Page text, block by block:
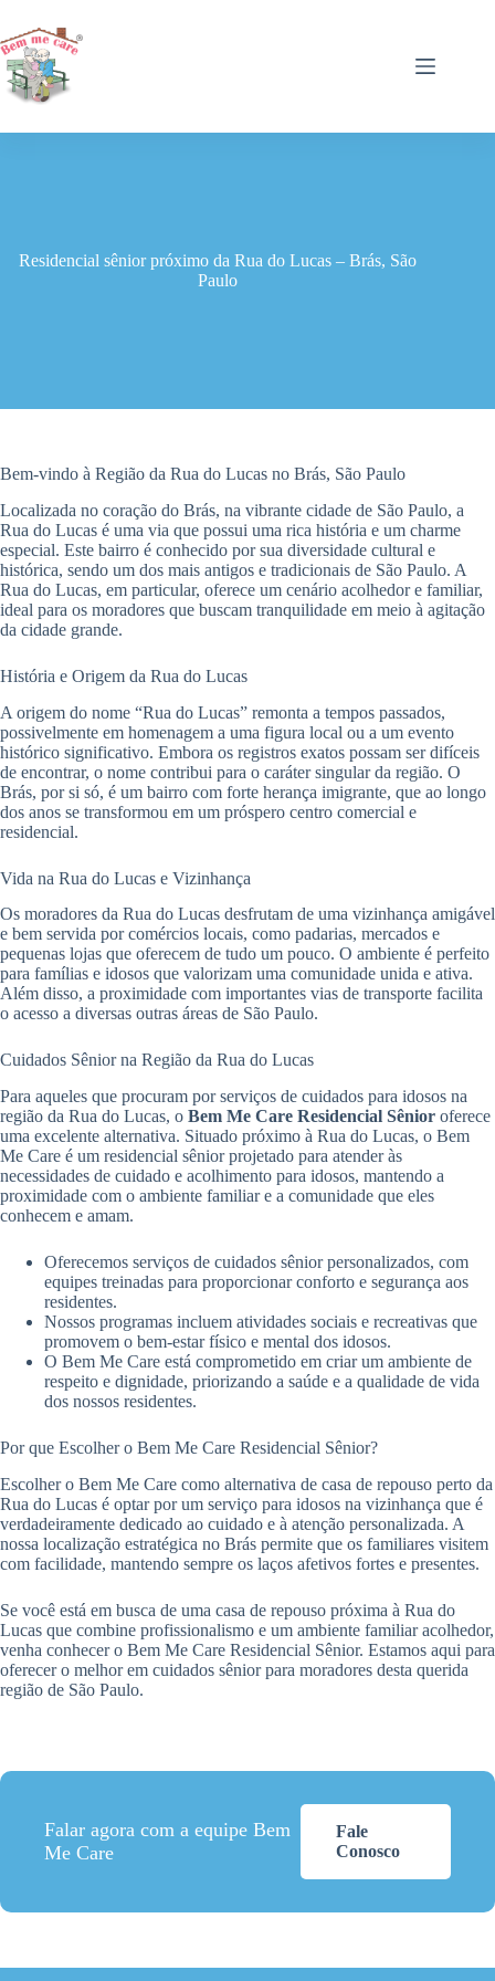
para
o
conteúdo
Residencial sênior próximo da Rua do Lucas – Brás, São
Paulo
Bem-vindo à Região da Rua do Lucas no Brás, São Paulo
Localizada no coração do Brás, na vibrante cidade de São Paulo, a
Rua do Lucas é uma via que possui uma rica história e um charme
especial. Este bairro é conhecido por sua diversidade cultural e
histórica, sendo um dos mais antigos e tradicionais de São Paulo. A
Rua do Lucas, em particular, oferece um cenário acolhedor e familiar,
ideal para os moradores que buscam tranquilidade em meio à agitação
da cidade grande.
História e Origem da Rua do Lucas
A origem do nome “Rua do Lucas” remonta a tempos passados,
possivelmente em homenagem a uma figura local ou a um evento
histórico significativo. Embora os registros exatos possam ser difíceis
de encontrar, o nome contribui para o caráter singular da região. O
Brás, por si só, é um bairro com forte herança imigrante, que ao longo
dos anos se transformou em um próspero centro comercial e
residencial.
Vida na Rua do Lucas e Vizinhança
Os moradores da Rua do Lucas desfrutam de uma vizinhança amigável
e bem servida por comércios locais, como padarias, mercados e
pequenas lojas que oferecem de tudo um pouco. O ambiente é perfeito
para famílias e idosos que valorizam uma comunidade unida e ativa.
Além disso, a proximidade com importantes vias de transporte facilita
o acesso a diversas outras áreas de São Paulo.
Cuidados Sênior na Região da Rua do Lucas
Para aqueles que procuram por serviços de cuidados para idosos na
região da Rua do Lucas, o Bem Me Care Residencial Sênior oferece
uma excelente alternativa. Situado próximo à Rua do Lucas, o Bem
Me Care é um residencial sênior projetado para atender às
necessidades de cuidado e acolhimento para idosos, mantendo a
proximidade com o ambiente familiar e a comunidade que eles
conhecem e amam.
Oferecemos serviços de cuidados sênior personalizados, com
equipes treinadas para proporcionar conforto e segurança aos
residentes.
Nossos programas incluem atividades sociais e recreativas que
promovem o bem-estar físico e mental dos idosos.
O Bem Me Care está comprometido em criar um ambiente de
respeito e dignidade, priorizando a saúde e a qualidade de vida
dos nossos residentes.
Por que Escolher o Bem Me Care Residencial Sênior?
Escolher o Bem Me Care como alternativa de casa de repouso perto da
Rua do Lucas é optar por um serviço para idosos na vizinhança que é
verdadeiramente dedicado ao cuidado e à atenção personalizada. A
nossa localização estratégica no Brás permite que os familiares visitem
com facilidade, mantendo sempre os laços afetivos fortes e presentes.
Se você está em busca de uma casa de repouso próxima à Rua do
Lucas que combine profissionalismo e um ambiente familiar acolhedor,
venha conhecer o Bem Me Care Residencial Sênior. Estamos aqui para
oferecer o melhor em cuidados sênior para moradores desta querida
região de São Paulo.
Falar agora com a equipe Bem
Me Care
Fale
Conosco